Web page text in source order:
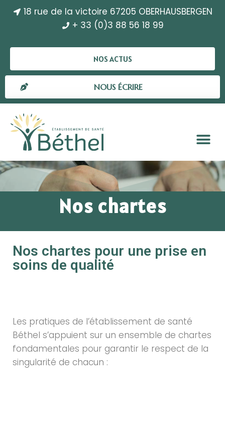
18 rue de la victoire 67205 OBERHAUSBERGEN
+ 33 (0)3 88 56 18 99
NOS ACTUS
NOUS ÉCRIRE
Nos chartes
Nos chartes pour une prise en
soins de qualité
Les pratiques de l’établissement de santé
Béthel s’appuient sur un ensemble de chartes
fondamentales pour garantir le respect de la
singularité de chacun :